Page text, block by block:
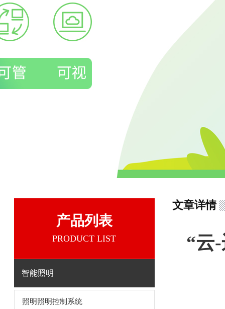
产品列表
PRODUCT LIST
智能照明
照明照明控制系统
文章详情
“云